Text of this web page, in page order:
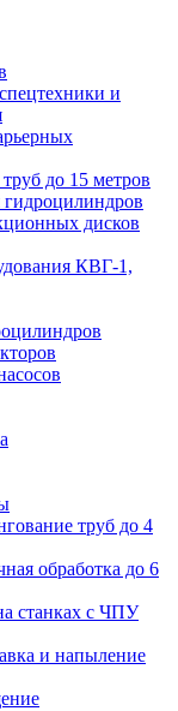
и
до 15 метров
дисков
КВГ-1,
труб до 4
обработка до 6
станках с ЧПУ
и напыление